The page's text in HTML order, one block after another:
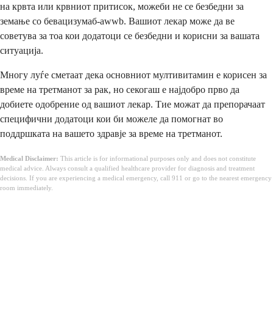
на крвта или крвниот притисок, можеби не се безбедни за
земање со бевацизумаб-awwb. Вашиот лекар може да ве
советува за тоа кои додатоци се безбедни и корисни за вашата
ситуација.
Многу луѓе сметаат дека основниот мултивитамин е корисен за
време на третманот за рак, но секогаш е најдобро прво да
добиете одобрение од вашиот лекар. Тие можат да препорачаат
специфични додатоци кои би можеле да помогнат во
поддршката на вашето здравје за време на третманот.
Medical Disclaimer: This article is for informational purposes only and does not constitute
medical advice. Always consult a qualified healthcare provider for diagnosis and treatment
decisions. If you are experiencing a medical emergency, call 911 or go to the nearest emergency
room immediately.